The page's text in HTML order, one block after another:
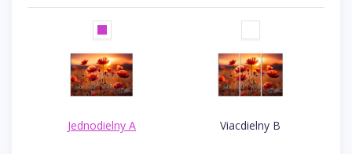
Jednodielny A Viacdielny B